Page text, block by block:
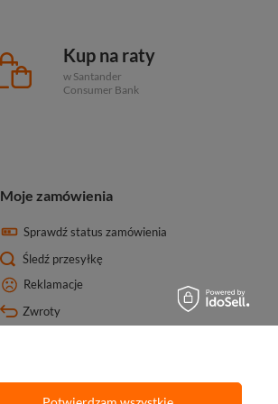
Kup na raty
w Santander
Consumer Bank
Moje zamówienia
Sprawdź status zamówienia
Śledź przesyłkę
Reklamacje
Zwroty